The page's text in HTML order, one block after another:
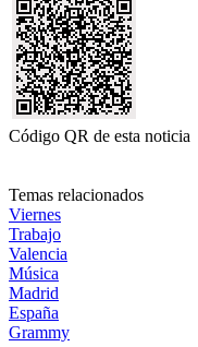
Código QR de esta noticia
Temas relacionados
Viernes
Trabajo
Valencia
Música
Madrid
España
Grammy